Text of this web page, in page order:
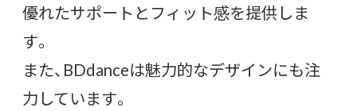
優れたサポートとフィット感を提供しま
す。
また、BDdanceは魅力的なデザインにも注
力しています。